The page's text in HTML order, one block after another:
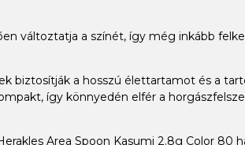
változtatja a színét, így még inkább
biztosítják a hosszú élettartamot és a
így könnyedén elfér a
Area Spoon Kasumi 2.8g Color 80